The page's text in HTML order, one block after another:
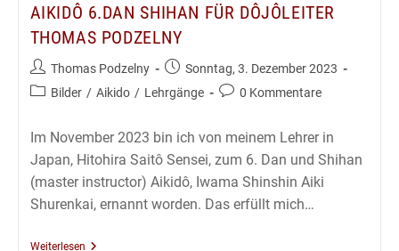
AIKIDÔ 6.DAN SHIHAN FÜR DÔJÔLEITER
THOMAS PODZELNY
Beitrags-
Autor:
Thomas Podzelny
Beitrag
veröffentlicht:
Sonntag, 3. Dezember 2023
Beitrags-
Bilder / Aikido / Lehrgänge
Beitrags-
0 Kommentare
Im November 2023 bin ich von meinem Lehrer in
Japan, Hitohira Saitô Sensei, zum 6. Dan und Shihan
(master instructor) Aikidô, Iwama Shinshin Aiki
Shurenkai, ernannt worden. Das erfüllt mich…
WeiterlesenAikidô